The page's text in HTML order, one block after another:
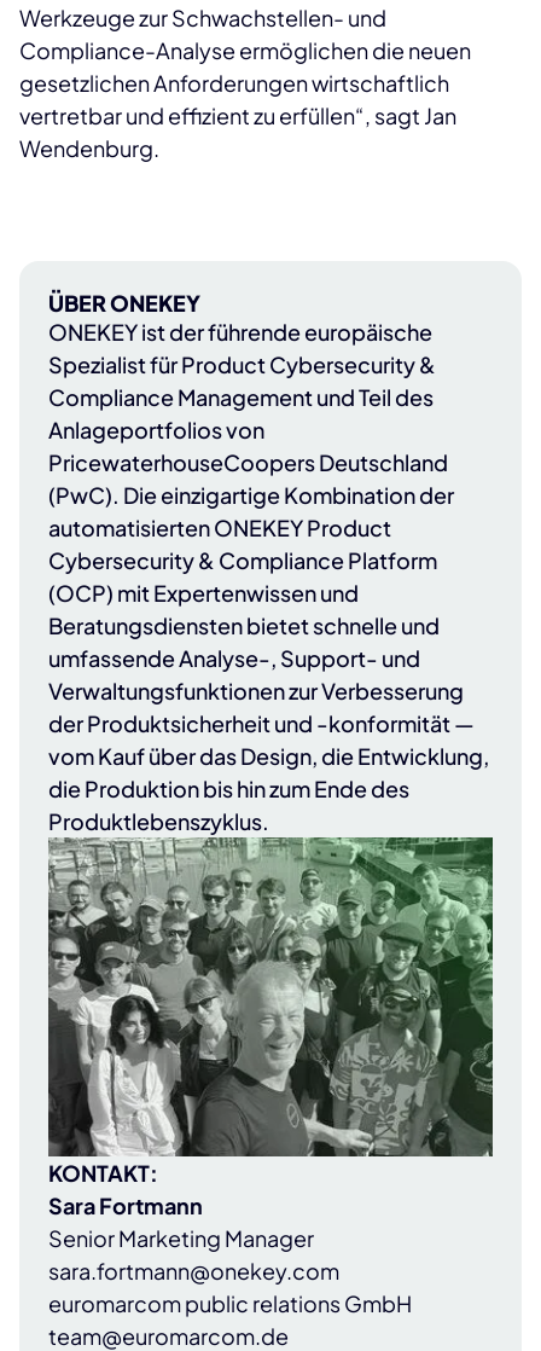
Werkzeuge zur Schwachstellen- und
Compliance-Analyse ermöglichen die neuen
gesetzlichen Anforderungen wirtschaftlich
vertretbar und effizient zu erfüllen“, sagt Jan
Wendenburg.
ÜBER ONEKEY
ONEKEYist der führende europäische
Spezialist für Product Cybersecurity &
Compliance Management und Teil des
Anlageportfolios von
PricewaterhouseCoopers Deutschland
(PwC). Die einzigartige Kombination der
automatisierten ONEKEY Product
Cybersecurity & Compliance Platform
(OCP) mit Expertenwissen und
Beratungsdiensten bietet schnelle und
umfassende Analyse-, Support- und
Verwaltungsfunktionen zur Verbesserung
der Produktsicherheit und -konformität —
vom Kauf über das Design, die Entwicklung,
die Produktion bis hin zum Ende des
Produktlebenszyklus.
KONTAKT:
Sara Fortmann
Senior Marketing Manager
sara.fortmann@onekey.com
euromarcom public relations GmbH
team@euromarcom.de